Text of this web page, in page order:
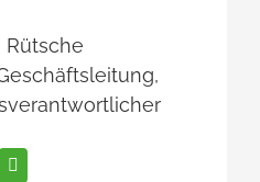
Rütsche